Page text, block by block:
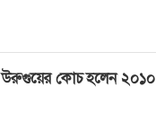
উরুগুয়ের কোচ হলেন ২০১০